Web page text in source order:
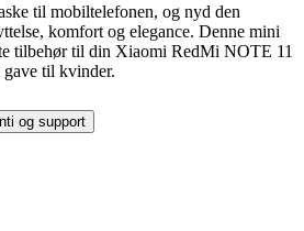
til mobiltelefonen, og nyd den
komfort og elegance. Denne mini
tilbehør til din Xiaomi RedMi NOTE 11
til kvinder.
og support